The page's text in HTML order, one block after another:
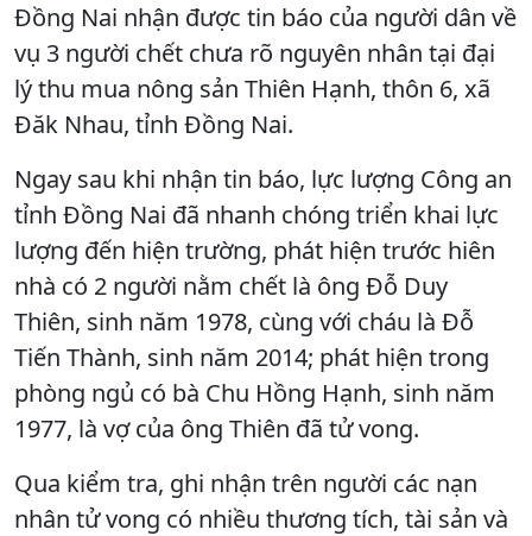
Đồng Nai nhận được tin báo của người dân về
vụ 3 người chết chưa rõ nguyên nhân tại đại
lý thu mua nông sản Thiên Hạnh, thôn 6, xã
Đăk Nhau, tỉnh Đồng Nai.
Ngay sau khi nhận tin báo, lực lượng Công an
tỉnh Đồng Nai đã nhanh chóng triển khai lực
lượng đến hiện trường, phát hiện trước hiên
nhà có 2 người nằm chết là ông Đỗ Duy
Thiên, sinh năm 1978, cùng với cháu là Đỗ
Tiến Thành, sinh năm 2014; phát hiện trong
phòng ngủ có bà Chu Hồng Hạnh, sinh năm
1977, là vợ của ông Thiên đã tử vong.
Qua kiểm tra, ghi nhận trên người các nạn
nhân tử vong có nhiều thương tích, tài sản và